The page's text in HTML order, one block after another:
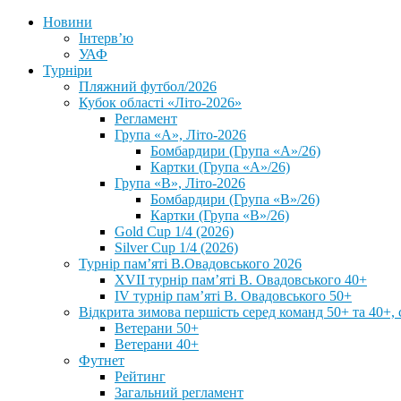
Новини
Інтерв’ю
УАФ
Турніри
Пляжний футбол/2026
Кубок області «Літо-2026»
Регламент
Група «А», Літо-2026
Бомбардири (Група «А»/26)
Картки (Група «А»/26)
Група «В», Літо-2026
Бомбардири (Група «В»/26)
Картки (Група «В»/26)
Gold Cup 1/4 (2026)
Silver Cup 1/4 (2026)
Турнір пам’яті В.Овадовського 2026
XVII турнір пам’яті В. Овадовського 40+
IV турнір пам’яті В. Овадовського 50+
Відкрита зимова першість серед команд 50+ та 40+,
Ветерани 50+
Ветерани 40+
Футнет
Рейтинг
Загальний регламент